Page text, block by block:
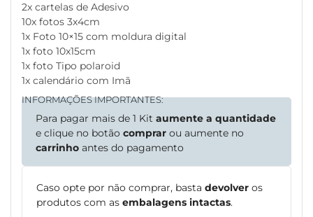
2x cartelas de Adesivo
10x fotos 3x4cm
1x Foto 10×15 com moldura digital
1x foto 10x15cm
1x foto Tipo polaroid
1x calendário com Imã
INFORMAÇÕES IMPORTANTES:
Para pagar mais de 1 Kit aumente a quantidade
e clique no botão comprar ou aumente no
carrinho antes do pagamento
Caso opte por não comprar, basta devolver os
produtos com as embalagens intactas.